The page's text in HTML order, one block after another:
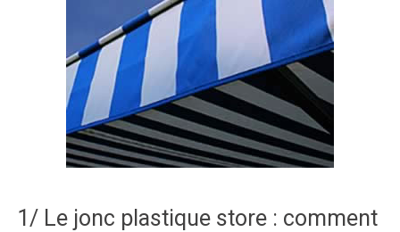
1/ Le jonc plastique store : comment